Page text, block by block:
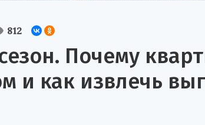
812
Почему
и как извлечь